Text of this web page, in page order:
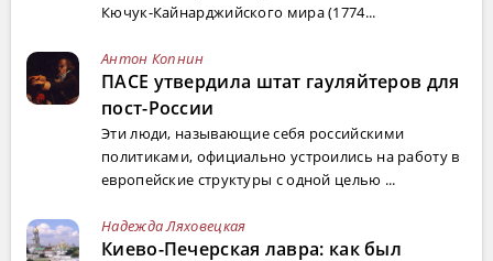
Кючук-Кайнарджийского мира (1774...
Антон Копнин
ПАСЕ утвердила штат гауляйтеров для
пост-России
Эти люди, называющие себя российскими
политиками, официально устроились на работу в
европейские структуры с одной целью ...
Надежда Ляховецкая
Киево-Печерская лавра: как был